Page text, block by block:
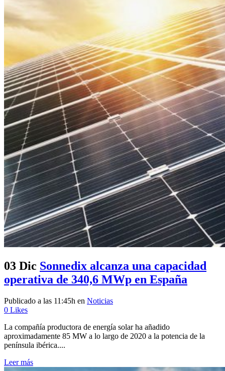
03 Dic Sonnedix alcanza una capacidad
operativa de 340,6 MWp en España
Publicado a las 11:45h en Noticias
0 Likes
La compañía productora de energía solar ha añadido
aproximadamente 85 MW a lo largo de 2020 a la potencia de la
península ibérica....
Leer más